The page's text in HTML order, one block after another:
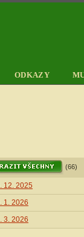
ODKAZY
(66)
12. 2025
1. 2026
3. 2026